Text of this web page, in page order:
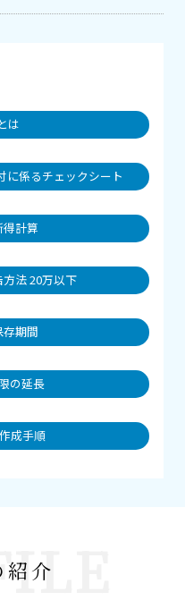
は
に係るチェックシート
計算
法 20万以下
期間
の延長
成手順
介